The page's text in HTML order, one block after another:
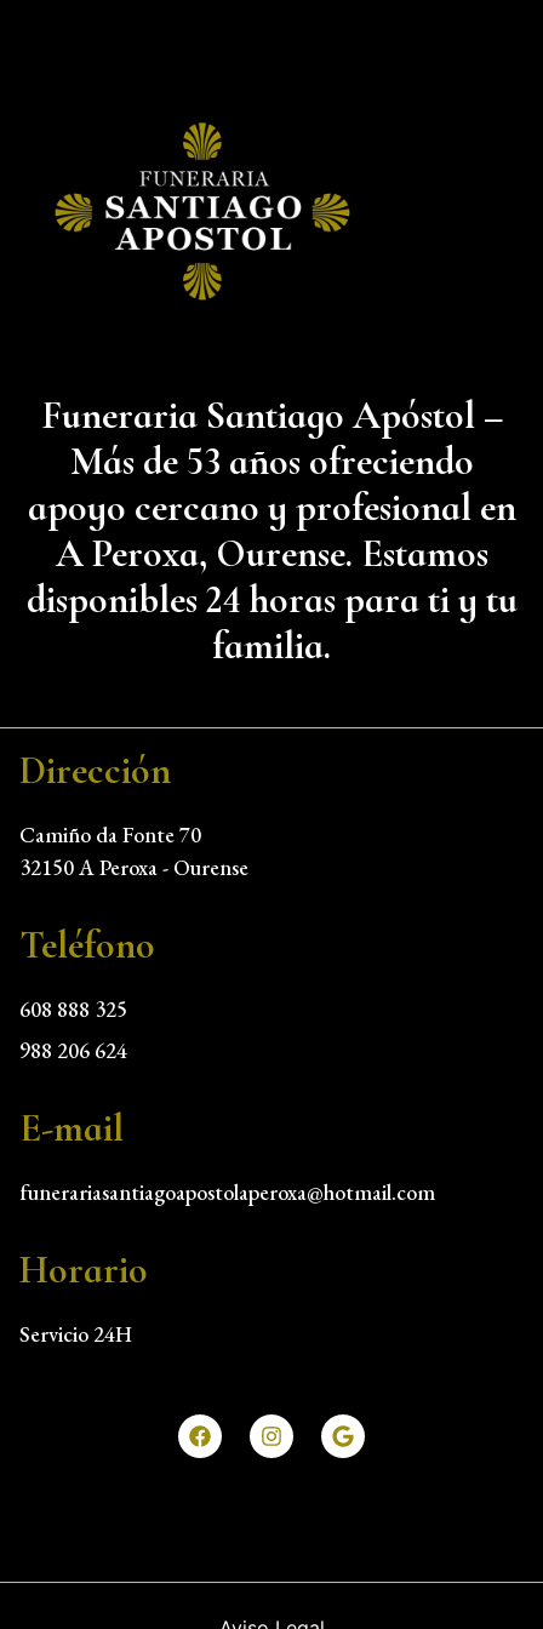
gran variedad de
ramos. Llámenos y
realice su pedido
personalizado. Le
atendemos las 24
horas del día en
instalaciones.
Funeraria Santiago Apóstol –
Más de 53 años ofreciendo
apoyo cercano y profesional en
A Peroxa, Ourense. Estamos
disponibles 24 horas para ti y tu
familia.
Dirección
Camiño da Fonte 70
32150 A Peroxa - Ourense
Teléfono
608 888 325
988 206 624
E-mail
funerariasantiagoapostolaperoxa@hotmail.com
Horario
Servicio 24H